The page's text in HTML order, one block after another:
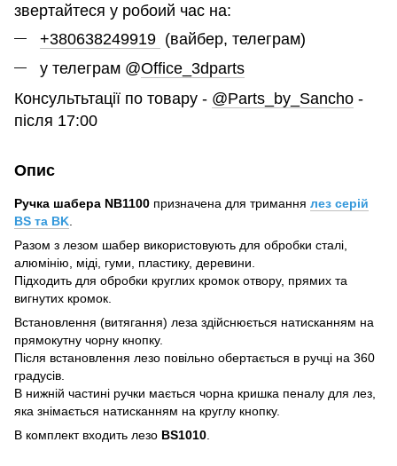
звертайтеся у робоий час на:
+380638249919 (вайбер, телеграм)
у телеграм @Office_3dparts
Консультьтації по товару - @Parts_by_Sancho -
після 17:00
Опис
Ручка шабера NB1100 призначена для тримання лез серій
BS та BK
Разом з лезом шабер використовують для обробки сталі,
алюмінію, міді, гуми, пластику, деревини.
Підходить для обробки круглих кромок отвору, прямих та
вигнутих кромок.
Встановлення (витягання) леза здійснюється натисканням на
прямокутну чорну кнопку.
Після встановлення лезо повільно обертається в ручці на 360
градусів.
В нижній частині ручки мається чорна кришка пеналу для лез,
яка знімається натисканням на круглу кнопку.
В комплект входить лезо BS1010